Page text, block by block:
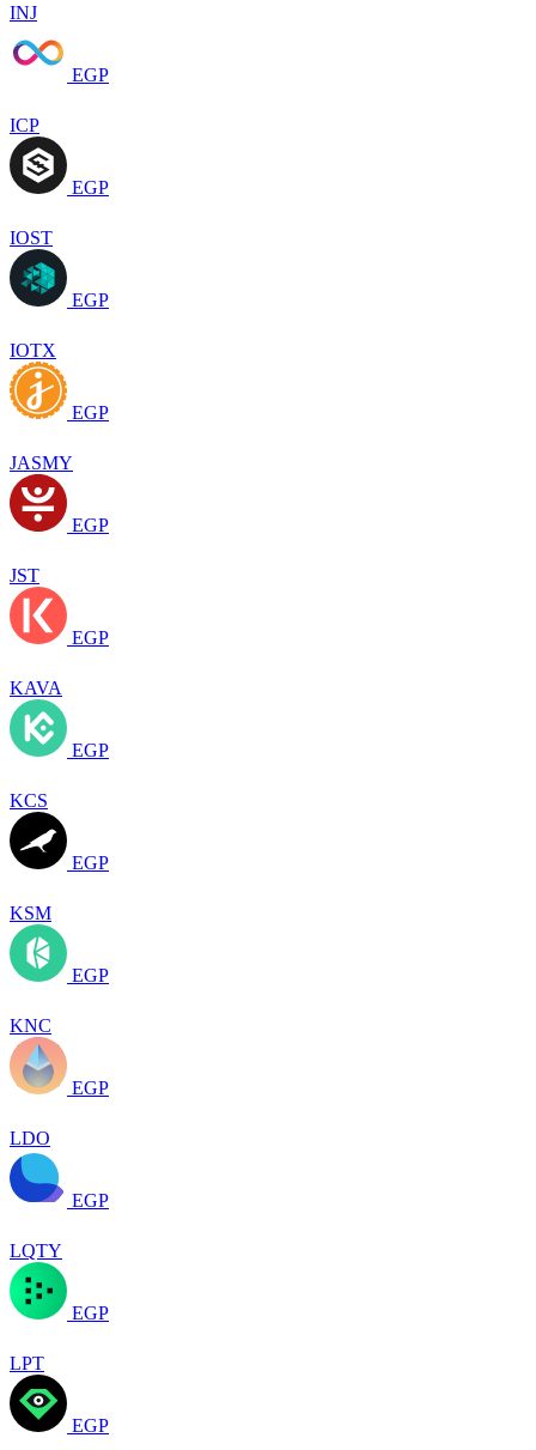
INJ
EGP
ICP
EGP
IOST
EGP
IOTX
EGP
JASMY
EGP
JST
EGP
KAVA
EGP
KCS
EGP
KSM
EGP
KNC
EGP
LDO
EGP
LQTY
EGP
LPT
EGP